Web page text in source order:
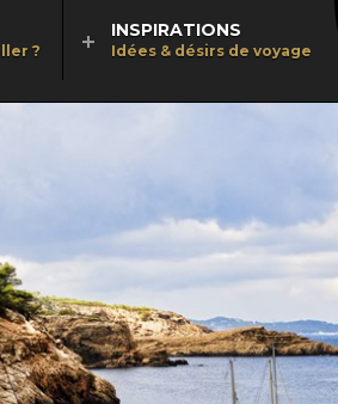
?
INSPIRATIONS
Idées & désirs de voyage